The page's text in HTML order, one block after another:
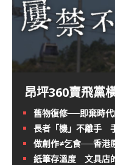
昂坪360賣飛黨
舊物復修──即棄時
長者「機」不離手
做創作≠乞食──香港
紙筆存溫度 文具店